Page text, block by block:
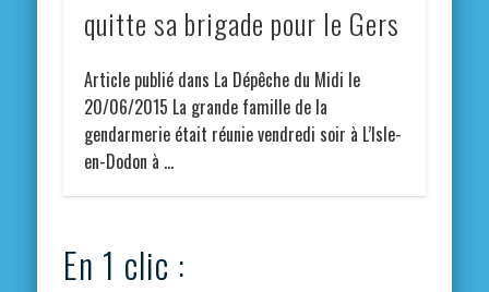
quitte sa brigade pour le Gers
Article publié dans La Dépêche du Midi le
20/06/2015 La grande famille de la
gendarmerie était réunie vendredi soir à L’Isle-
en-Dodon à …
En 1 clic :